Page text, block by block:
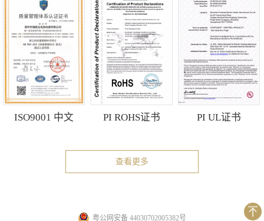
ISO9001 中文 PI ROHS证书 PI UL证书
查看更多
粤公网安备 44030702005382号